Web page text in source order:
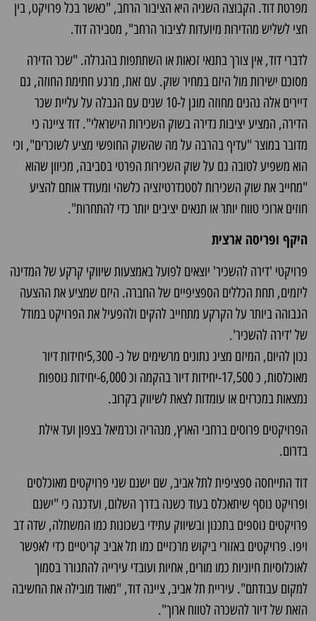
מפרטת דוד. הקבוצה השניה היא הציבור הרחב, "כאשר בכל פרויקט, בין
חצי לשליש מהדירות מיועדות לציבור הרחב", מסבירה דוד.
לדברי דוד, אין צורך בתנאי זכאות או השתתפות בהגרלה. "שכר הדירה
מסוכם ישירות מול היזם במחיר שוק. עם זאת, מרגע חתימת החוזה, גם
דיירים אלה נהנים מחוזה מוגן ל-10 שנים עם הגבלה על עליית שכר
הדירה, המציע יציבות נדירה בשוק השכירות הישראלי". דוד ציינה כי
מדובר במוצר "עדיף בהרבה על מה שהשוק החופשי מציע לשוכרים", וכי
הוא משפיע לטובה גם על שוק השכירות הפרטי בסביבה, מכיוון שהוא
"מחייב את שוק השכירות לסטנדרטיזציה כלשהי ומעודד אותם להציע
חוזים ארוכי טווח יותר או תנאים יציבים יותר כדי להתחרות".
היקף ופריסה ארצית
פרויקטי 'דירה להשכיר' יוצאים לפועל באמצעות שיווקי קרקע של המדינה
ליזמים, תחת הכללים הספציפיים של החברה. היזם שמציע את ההצעה
הגבוהה ביותר על הקרקע מתחייב להקים ולהפעיל את הפרויקט במודל
של 'דירה להשכיר'.
נכון להיום, המיזם מציג נתונים מרשימים של כ- 5,300יחידות דיור
מאוכלסות, כ 17,500-יחידות דיור בהקמה וכ 6,000-יחידות נוספות
נמצאות במכרזים או עומדות לצאת לשיווק בקרוב.
הפרויקטים פרוסים ברחבי הארץ, מנהריה וכרמיאל בצפון ועד אילת
בדרום.
דוד התייחסה ספציפית לתל אביב, שם ישנם שני פרויקטים מאוכלסים
ופרויקט נוסף שיתאכלס בעוד כשנה בדרך השלום, ועדכנה כי "ישנם
פרויקטים נוספים בתכנון ובשיווק עתידי בשכונות כמו המשתלה, שדה דב
ויפו. פרויקטים באזורי ביקוש מרכזיים כמו תל אביב קריטיים כדי לאפשר
לאוכלוסיות חיוניות כמו מורים, אחיות ועובדי עירייה להתגורר בסמוך
למקום עבודתם". עיריית תל אביב, ציינה דוד, "מאוד מובילה את החשיבה
הזאת של דיור להשכרה לטווח ארוך".